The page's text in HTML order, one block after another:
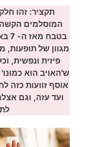
תקציר: זהו
המוסלמים הקשה
מגוון של תופעות,
פיזית ונפשית,
ש'האויב הוא
אוסף זוועות כזה
ועד עזה, וגם